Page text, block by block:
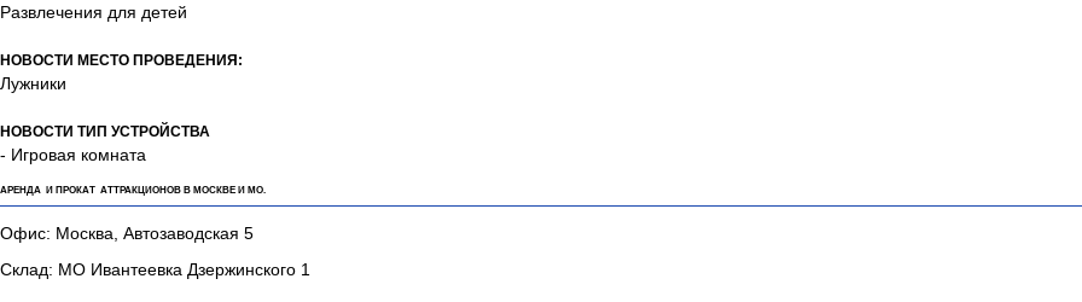
Развлечения для детей
НОВОСТИ МЕСТО ПРОВЕДЕНИЯ:
Лужники
НОВОСТИ ТИП УСТРОЙСТВА
- Игровая комната
АРЕНДА И ПРОКАТ АТТРАКЦИОНОВ В МОСКВЕ И МО.
Офис: Москва, Автозаводская 5
Склад: МО Ивантеевка Дзержинского 1